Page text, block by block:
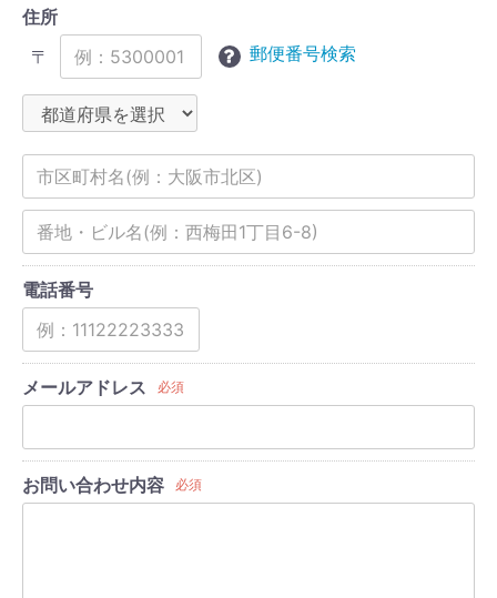
住所
〒
郵便番号検索
電話番号
メールアドレス 必須
お問い合わせ内容 必須